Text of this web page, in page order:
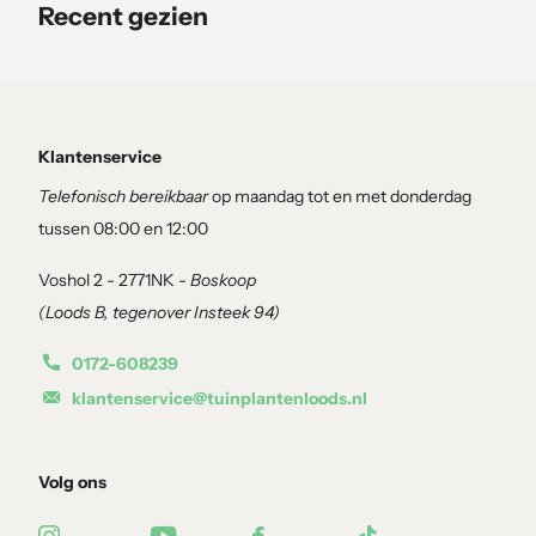
bessen, wat extra sierwaarde geeft.
Groei, hoogte en haagvorming
Hoogte: tot3 à 4 meter
Geschikt voor:
Recent gezien
Klantenservice
Telefonisch bereikbaarop maandag tot en met donderdag
tussen 08:00 en 12:00
Voshol 2 - 2771NK - Boskoop
(Loods B, tegenover Insteek 94)
0172-608239
klantenservice@tuinplantenloods.nl
Volg ons